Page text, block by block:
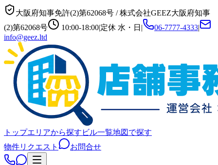
大阪府知事免許(2)第62068号 /株式会社GEEZ大阪府知事
(2)第62068号
10:00-18:00|定休 水・日 | 06-7777-4333|
info@geez.ltd
トップエリアから探す ビル一覧地図で探す
物件リクエスト
お問合せ